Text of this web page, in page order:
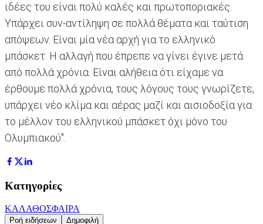
ιδέες του είναι πολύ καλές και πρωτοποριακές.
Υπάρχει συν-αντίληψη σε πολλά θέματα και ταύτιση
απόψεων. Είναι μία νέα αρχή για το ελληνικό
μπάσκετ. Η αλλαγή που έπρεπε να γίνει έγινε μετά
από πολλά χρόνια. Είναι αλήθεια ότι είχαμε να
έρθουμε πολλά χρόνια, τους λόγους τους γνωρίζετε,
υπάρχει νέο κλίμα και αέρας μαζί και αισιοδοξία για
το μέλλον του ελληνικού μπάσκετ όχι μόνο του
Ολυμπιακού".
Κατηγορίες
ΚΑΛΑΘΟΣΦΑΙΡΑ
Ροή ειδήσεων Δημοφιλή